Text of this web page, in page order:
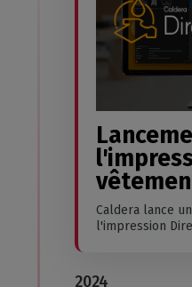
Caldera lance
l'impression
2024